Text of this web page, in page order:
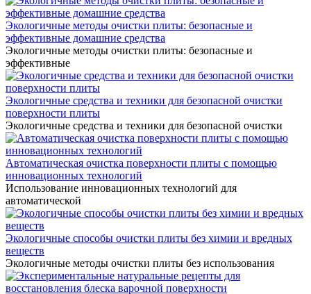
Экологичные методы очистки плиты: безопасные и
эффективные домашние средства
Экологичные методы очистки плиты: безопасные и
эффективные
Экологичные средства и техники для безопасной очистки
поверхности плиты
Экологичные средства и техники для безопасной очистки
Автоматическая очистка поверхности плиты с помощью
инновационных технологий
Использование инновационных технологий для
автоматической
Экологичные способы очистки плиты без химии и вредных
веществ
Экологичные методы очистки плиты без использования